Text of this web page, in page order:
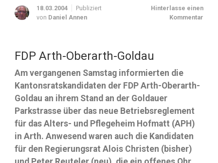
18.03.2004
Publiziert
von Daniel Annen
Hinterlasse einen
Kommentar
FDP Arth-Oberarth-Goldau
Am vergangenen Samstag informierten die
Kantonsratskandidaten der FDP Arth-Oberarth-
Goldau an ihrem Stand an der Goldauer
Parkstrasse über das neue Betriebsreglement
für das Alters- und Pflegeheim Hofmatt (APH)
in Arth. Anwesend waren auch die Kandidaten
für den Regierungsrat Alois Christen (bisher)